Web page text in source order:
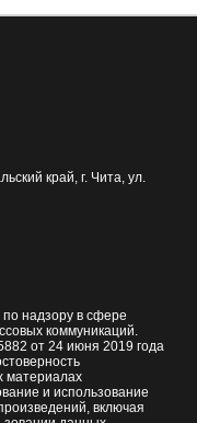
край, г. Чита ул.
надзору в сфере
коммуникаций.
от 24 июня 2019 года
материалах
и использование
включая